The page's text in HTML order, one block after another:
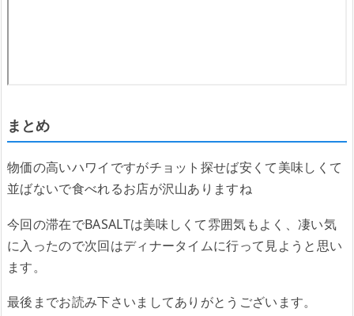
まとめ
物価の高いハワイですがチョット探せば安くて美味しくて
並ばないで食べれるお店が沢山ありますね
今回の滞在でBASALTは美味しくて雰囲気もよく、凄い気
に入ったので次回はディナータイムに行って見ようと思い
ます。
最後までお読み下さいましてありがとうございます。